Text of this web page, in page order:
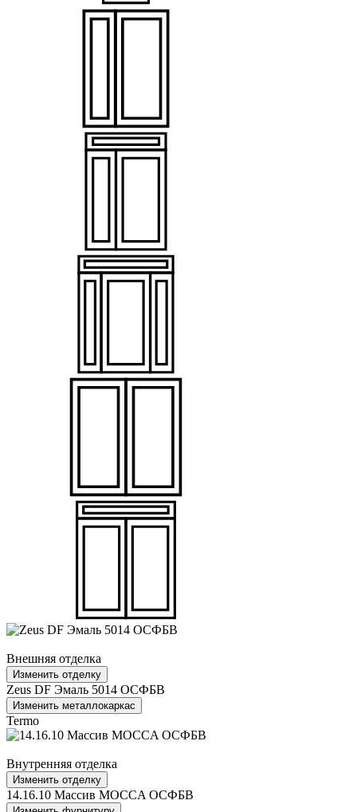
Внешняя отделка
Изменить отделку
Zeus DF Эмаль 5014 ОСФБВ
Изменить металлокаркас
Termo
Внутренняя отделка
Изменить отделку
14.16.10 Массив MOCCA ОСФБВ